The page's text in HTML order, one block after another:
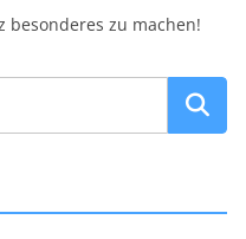
besonderes zu machen!